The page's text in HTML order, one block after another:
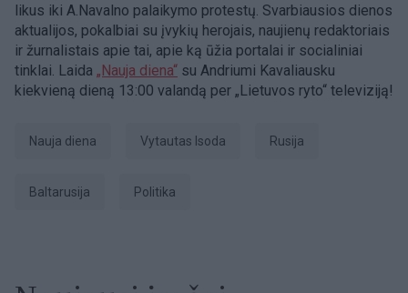
likus iki A.Navalno palaikymo protestų. Svarbiausios dienos
aktualijos, pokalbiai su įvykių herojais, naujienų redaktoriais
ir žurnalistais apie tai, apie ką ūžia portalai ir socialiniai
tinklai. Laida „Nauja diena“ su Andriumi Kavaliausku
kiekvieną dieną 13:00 valandą per „Lietuvos ryto“ televiziją!
Nauja diena Vytautas Isoda Rusija
Baltarusija Politika